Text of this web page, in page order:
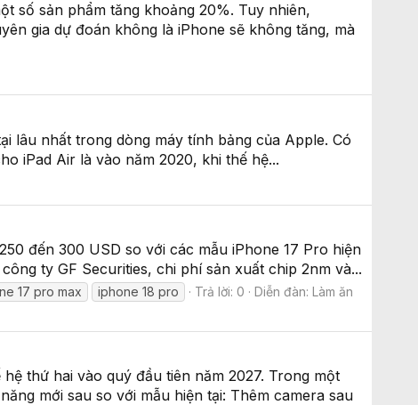
số sản phẩm tăng khoảng 20%. Tuy nhiên,
gia dự đoán không là iPhone sẽ không tăng, mà
lâu nhất trong dòng máy tính bảng của Apple. Có
iPad Air là vào năm 2020, khi thế hệ...
đến 300 USD so với các mẫu iPhone 17 Pro hiện
ty GF Securities, chi phí sản xuất chip 2nm và...
17 pro max iphone 18 pro Trả lời: 0 Diễn đàn:Làm ăn
thứ hai vào quý đầu tiên năm 2027. Trong một
mới sau so với mẫu hiện tại: Thêm camera sau